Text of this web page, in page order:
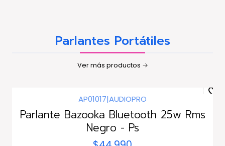
Parlantes Portátiles
Ver más productos
AP01017|AUDIOPRO
Parlante Bazooka Bluetooth 25w Rms
Negro - Ps